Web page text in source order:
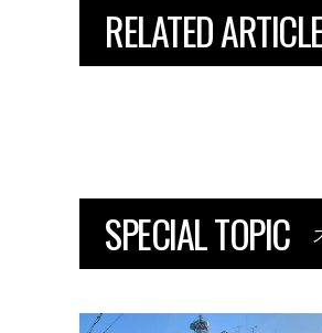
RELATED
SPECIAL TOPIC